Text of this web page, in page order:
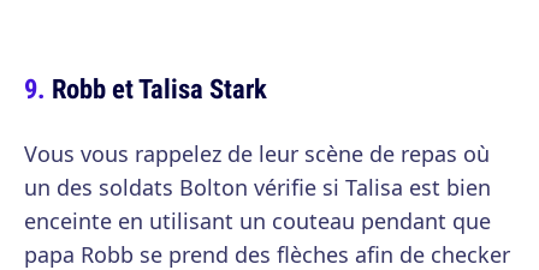
Robb et Talisa Stark
Vous vous rappelez de leur scène de repas où
un des soldats Bolton vérifie si Talisa est bien
enceinte en utilisant un couteau pendant que
papa Robb se prend des flèches afin de checker